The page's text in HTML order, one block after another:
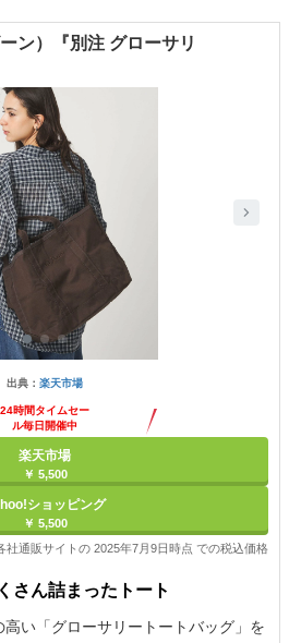
ン）『別注 グローサリ
出典： 楽天市場
24時間タイムセー
ル毎日開催中
楽天市場
￥ 5,500
ショッピング
￥ 5,500
社通販サイトの 2025年7月9日時点 での税込価格
さん詰まったトート
い「グローサリートートバッグ」を